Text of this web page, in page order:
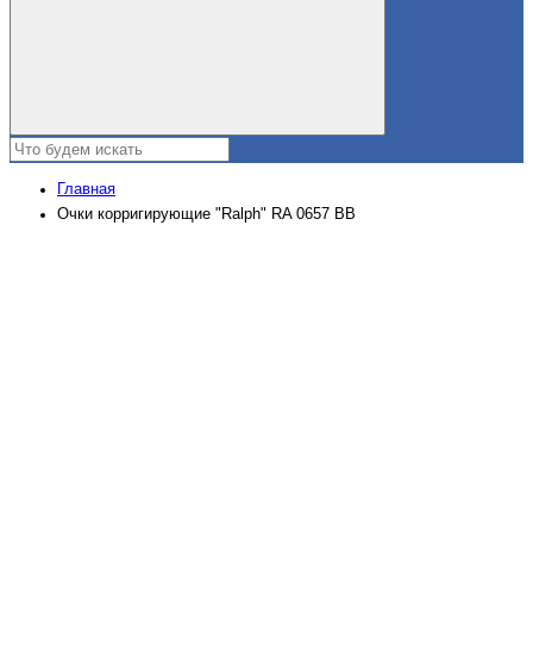
Главная
Очки корригирующие "Ralph" RA 0657 BB